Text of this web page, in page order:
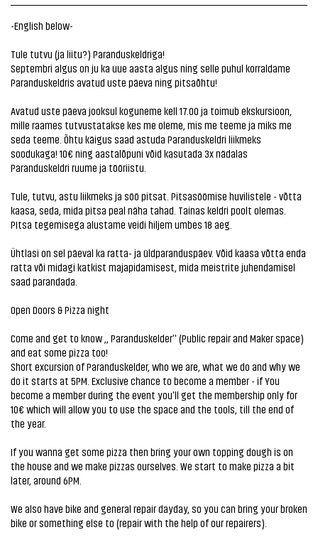
-English below-
Tule tutvu (ja liitu?) Paranduskeldriga!
Septembri algus on ju ka uue aasta algus ning selle puhul korraldame
Paranduskeldris avatud uste päeva ning pitsaõhtu!
Avatud uste päeva jooksul koguneme kell 17.00 ja toimub ekskursioon,
mille raames tutvustatakse kes me oleme, mis me teeme ja miks me
seda teeme. Õhtu käigus saad astuda Paranduskeldri liikmeks
soodukaga! 10€ ning aastalõpuni võid kasutada 3x nädalas
Paranduskeldri ruume ja tööriistu.
Tule, tutvu, astu liikmeks ja söö pitsat. Pitsasöömise huvilistele - võtta
kaasa, seda, mida pitsa peal näha tahad. Tainas keldri poolt olemas.
PItsa tegemisega alustame veidi hiljem umbes 18 aeg.
Ühtlasi on sel päeval ka ratta- ja üldparanduspäev. Võid kaasa võtta enda
ratta või midagi katkist majapidamisest, mida meistrite juhendamisel
saad parandada.
Open Doors & Pizza night
Come and get to know ,, Paranduskelder'' (Public repair and Maker space)
and eat some pizza too!
Short excursion of Paranduskelder, who we are, what we do and why we
do it starts at 5PM. Exclusive chance to become a member - if You
become a member during the event you'll get the membership only for
10€ which will allow you to use the space and the tools, till the end of
the year.
If you wanna get some pizza then bring your own topping dough is on
the house and we make pizzas ourselves. We start to make pizza a bit
later, around 6PM.
We also have bike and general repair dayday, so you can bring your broken
bike or something else to (repair with the help of our repairers).